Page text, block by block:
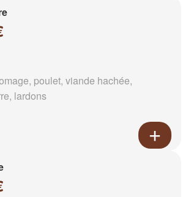
poulet, viande hachée,
lardons